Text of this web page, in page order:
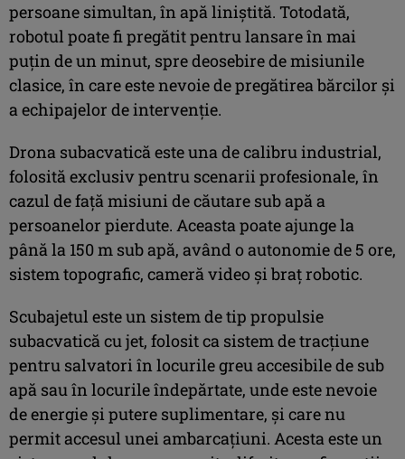
persoane simultan, în apă liniștită. Totodată,
robotul poate fi pregătit pentru lansare în mai
puțin de un minut, spre deosebire de misiunile
clasice, în care este nevoie de pregătirea bărcilor și
a echipajelor de intervenție.
Drona subacvatică este una de calibru industrial,
folosită exclusiv pentru scenarii profesionale, în
cazul de față misiuni de căutare sub apă a
persoanelor pierdute. Aceasta poate ajunge la
până la 150 m sub apă, având o autonomie de 5 ore,
sistem topografic, cameră video și braț robotic.
Scubajetul este un sistem de tip propulsie
subacvatică cu jet, folosit ca sistem de tracțiune
pentru salvatori în locurile greu accesibile de sub
apă sau în locurile îndepărtate, unde este nevoie
de energie și putere suplimentare, și care nu
permit accesul unei ambarcațiuni. Acesta este un